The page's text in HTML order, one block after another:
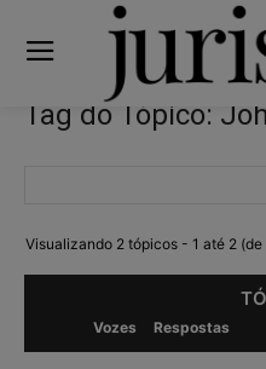
Tag do Tópico:
Visualizando 2 tópicos - 1 até 2 (de
Vozes Respostas